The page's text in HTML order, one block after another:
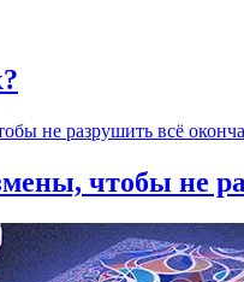
чтобы не